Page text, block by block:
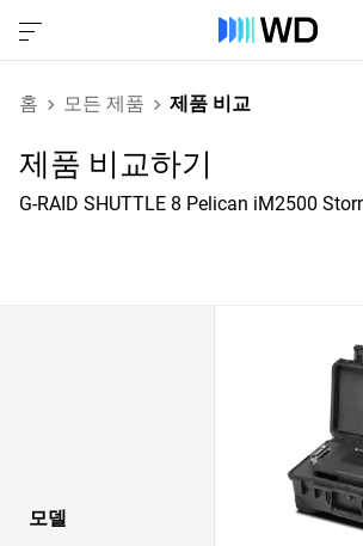
홈 모든 제품 제품 비교
제품 비교하기
G-RAID SHUTTLE 8 Pelican iM2500
모델